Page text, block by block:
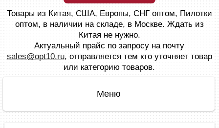
Товары из Китая, США, Европы, СНГ оптом, Пилотки
оптом, в наличии на складе, в Москве. Ждать из
Китая не нужно.
Актуальный прайс по запросу на почту
sales@opt10.ru, отправляется тем кто уточняет товар
или категорию товаров.